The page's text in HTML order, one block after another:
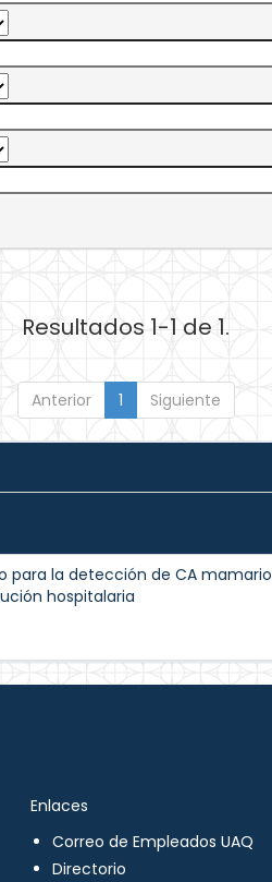
Resultados 1-1 de 1.
Anterior 1 Siguiente
para la detección de CA mamario
hospitalaria
Enlaces
Correo de Empleados UAQ
Directorio